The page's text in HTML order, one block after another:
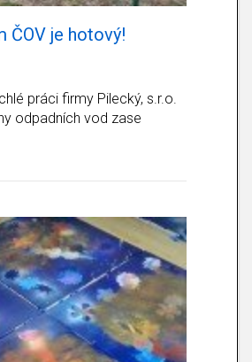
ČOV je hotový!
práci firmy Pilecký, s.r.o.
odpadních vod zase